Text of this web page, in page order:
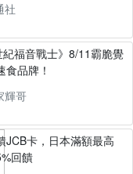
社
福音戰士》8/11霸脆覺
品牌！
輝哥
JCB卡，日本滿額最高
回饋